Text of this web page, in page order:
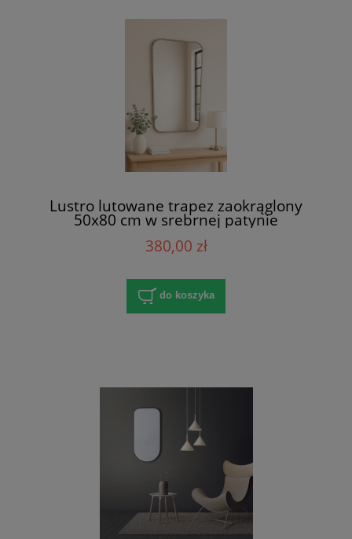
Lustro lutowane trapez zaokrąglony
50x80 cm w srebrnej patynie
380,00 zł
do koszyka